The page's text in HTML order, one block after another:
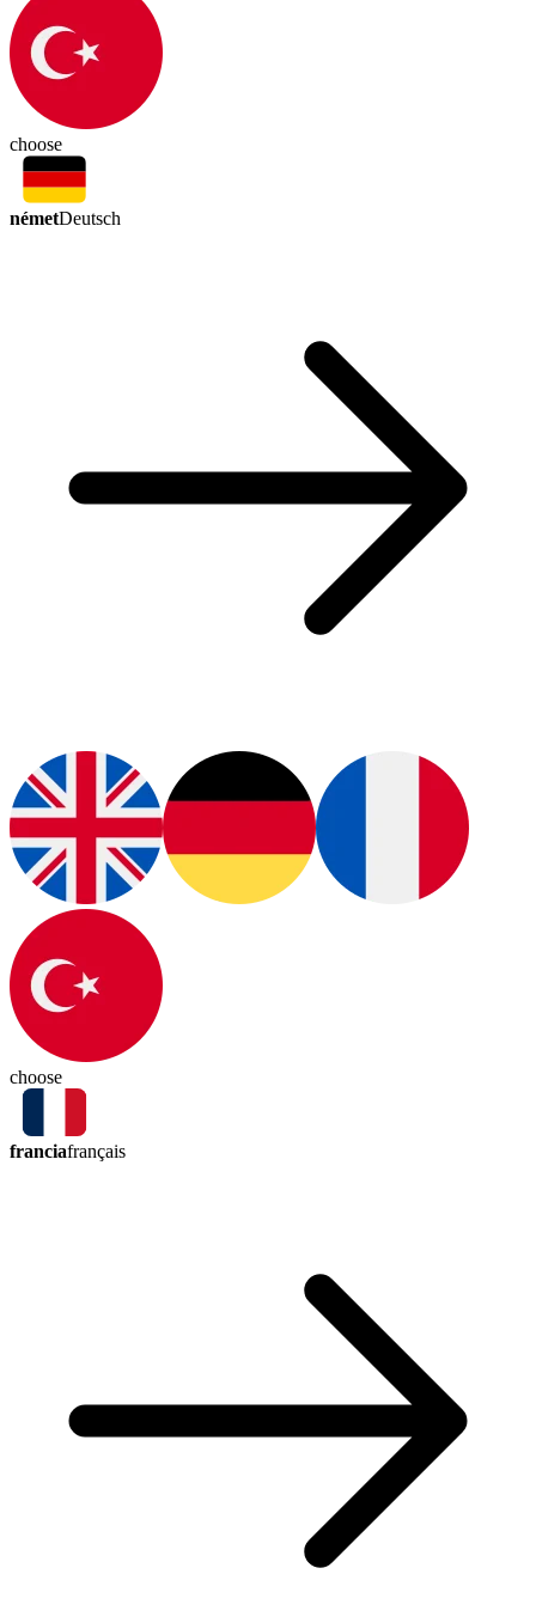
choose
németDeutsch
choose
franciafrançais